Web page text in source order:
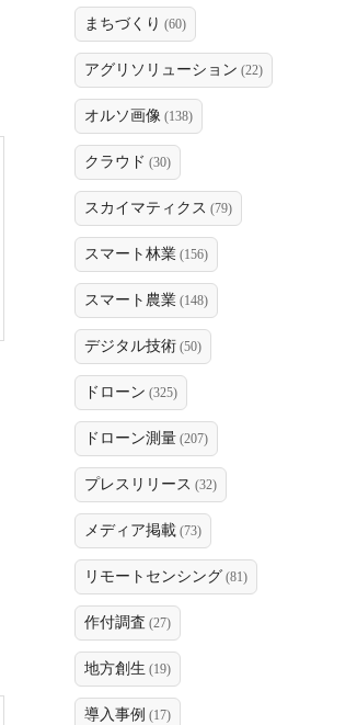
まちづくり (60)
アグリソリューション (22)
オルソ画像 (138)
クラウド (30)
スカイマティクス (79)
スマート林業 (156)
スマート農業 (148)
デジタル技術 (50)
ドローン (325)
ドローン測量 (207)
プレスリリース (32)
メディア掲載 (73)
リモートセンシング (81)
作付調査 (27)
地方創生 (19)
導入事例 (17)